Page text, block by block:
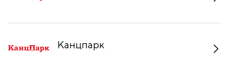
Канцпарк